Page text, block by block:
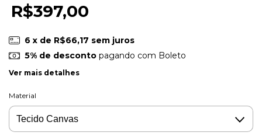
R$397,00
6 x de R$66,17 sem juros
5% de descontopagando com Boleto
Ver mais detalhes
Material